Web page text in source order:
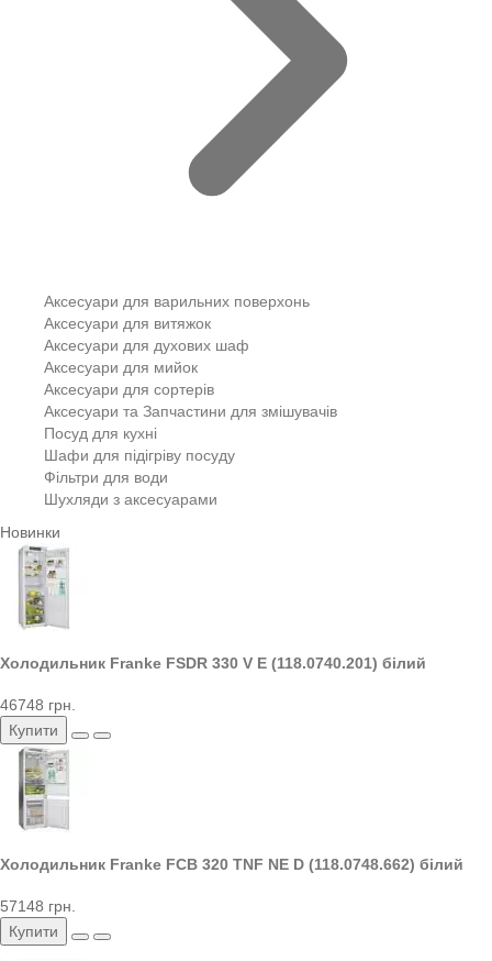
Аксесуари для варильних поверхонь
Аксесуари для витяжок
Аксесуари для духових шаф
Аксесуари для мийок
Аксесуари для сортерів
Аксесуари та Запчастини для змішувачів
Посуд для кухні
Шафи для підігріву посуду
Фільтри для води
Шухляди з аксесуарами
Новинки
Холодильник Franke FSDR 330 V E (118.0740.201) білий
46748 грн.
Купити
Холодильник Franke FCB 320 TNF NE D (118.0748.662) білий
57148 грн.
Купити